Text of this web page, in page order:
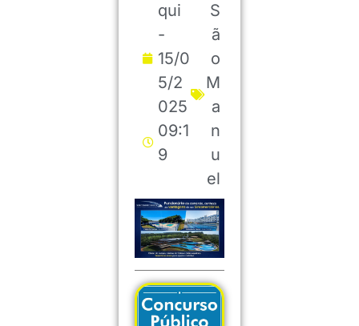
qui
-
15/0
5/2
025
09:1
9
S
ã
o
M
a
n
u
el